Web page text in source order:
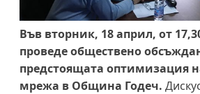
Във вторник, 18 април, от
проведе обществено
предстоящата оптимизация
мрежа в Община Годеч.